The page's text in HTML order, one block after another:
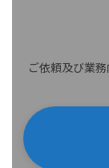
ご依頼及び業